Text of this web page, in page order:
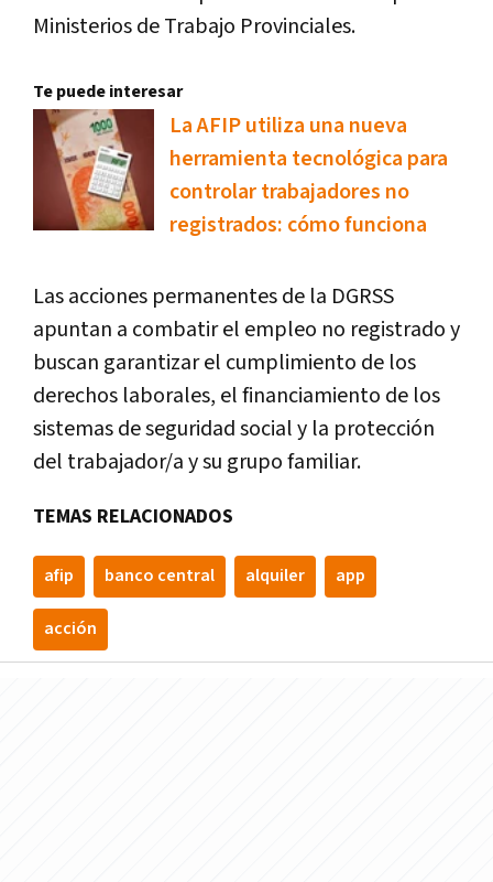
Ministerios de Trabajo Provinciales.
Te puede interesar
La AFIP utiliza una nueva
herramienta tecnológica para
controlar trabajadores no
registrados: cómo funciona
Las acciones permanentes de la DGRSS
apuntan a combatir el empleo no registrado y
buscan garantizar el cumplimiento de los
derechos laborales, el financiamiento de los
sistemas de seguridad social y la protección
del trabajador/a y su grupo familiar.
TEMAS RELACIONADOS
afip banco central alquiler app
acción